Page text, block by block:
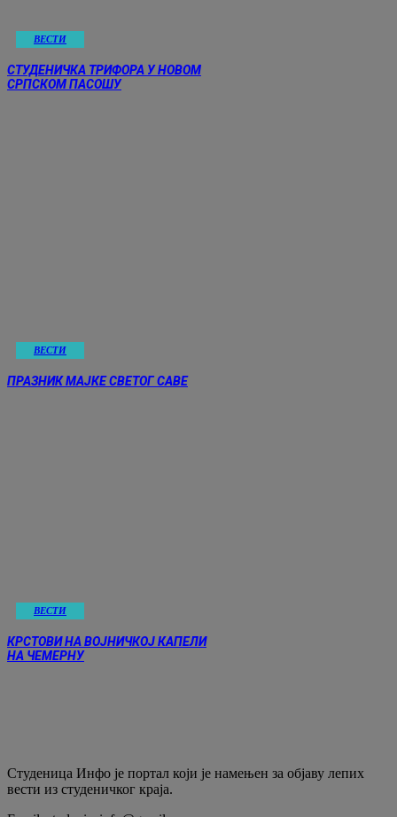
ВЕСТИ
СТУДЕНИЧКА ТРИФОРА У НОВОМ
СРПСКОМ ПАСОШУ
ВЕСТИ
ПРАЗНИК МАЈКЕ СВЕТОГ САВЕ
ВЕСТИ
КРСТОВИ НА ВОЈНИЧКОЈ КАПЕЛИ
НА ЧЕМЕРНУ
Студеница Инфо је портал који је намењен за објaву лепих
вести из студеничког краја.